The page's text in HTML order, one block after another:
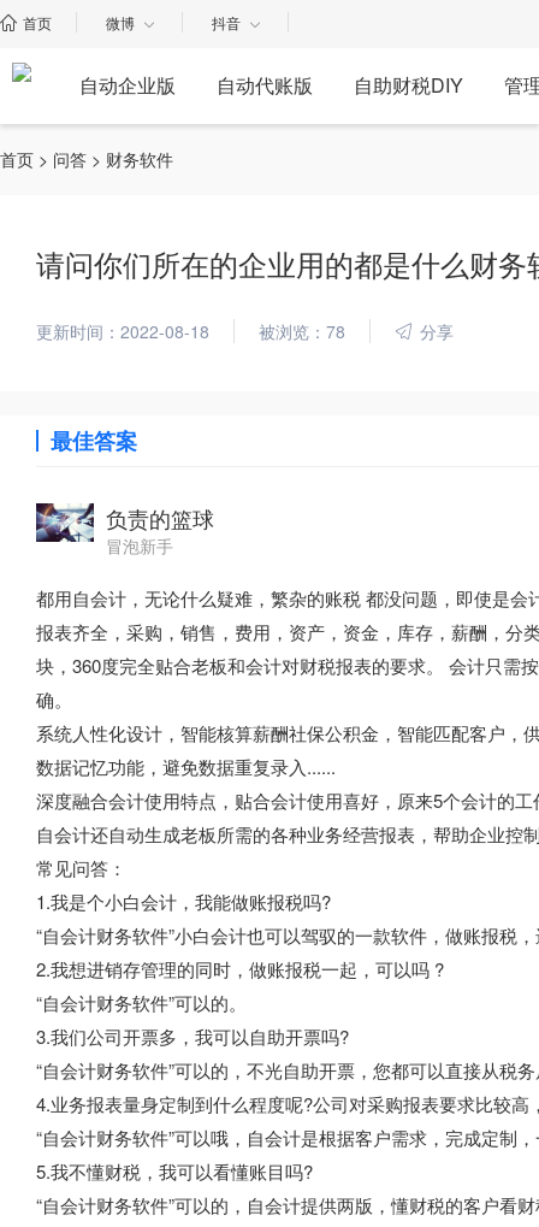
首页 微博 抖音
自动企业版 自动代账版 自助财税DIY 管
首页 > 问答 > 财务软件
请问你们所在的企业用的都是什么财务
更新时间：2022-08-18 被浏览：78 分享
最佳答案
负责的篮球
冒泡新手
都用自会计，无论什么疑难，繁杂的账税 都没问题，即使是
报表齐全，采购，销售，费用，资产，资金，库存，薪酬，
块，360度完全贴合老板和会计对财税报表的要求。 会计只需
确。
系统人性化设计，智能核算薪酬社保公积金，智能匹配客户
数据记忆功能，避免数据重复录入......
深度融合会计使用特点，贴合会计使用喜好，原来5个会计的
自会计还自动生成老板所需的各种业务经营报表，帮助企业控
常见问答：
1.我是个小白会计，我能做账报税吗?
“自会计财务软件”小白会计也可以驾驭的一款软件，做账报税
2.我想进销存管理的同时，做账报税一起，可以吗 ?
“自会计财务软件”可以的。
3.我们公司开票多，我可以自助开票吗?
“自会计财务软件”可以的，不光自助开票，您都可以直接从税
4.业务报表量身定制到什么程度呢?公司对采购报表要求比较高
“自会计财务软件”可以哦，自会计是根据客户需求，完成定制
5.我不懂财税，我可以看懂账目吗?
“自会计财务软件”可以的，自会计提供两版，懂财税的客户看